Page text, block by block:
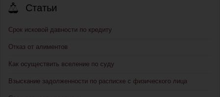
Статьи
Срок исковой давности по кредиту
Отказ от алиментов
Как осуществить вселение по суду
Взыскание задолженности по расписке с физического лица